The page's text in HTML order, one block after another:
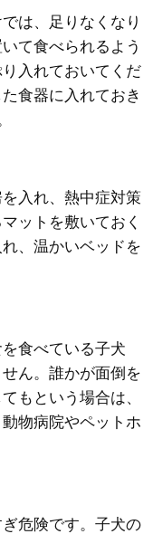
は、足りなくなり
て食べられるよう
入れておいてくだ
食器に入れておき
入れ、熱中症対策
ットを敷いておく
、温かいベッドを
食べている子犬
ん。誰かが面倒を
もという場合は、
物病院やペットホ
危険です。子犬の